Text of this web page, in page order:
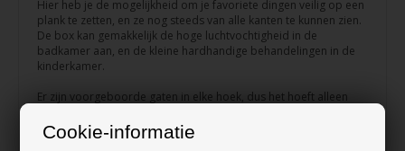
Cookie-informatie
Hier heb je de mogelijkheid om je favoriete dingen veilig op een
plank te zetten, en ze nog steeds van alle kanten te kunnen zien.
De box kan gemakkelijk de hoge luchtvochtigheid in de
badkamer aan, en de kleine hardhandige behandelingen in de
kinderkamer.
Er zijn voorgeboorde gaten in elke hoek, dus het hoeft alleen
aan, en kies een schroef die een paar mm kleiner in diameter is
dan het gat -zodat u voorkomt dat het acryl gaat barsten.